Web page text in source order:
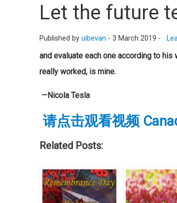
Let the future
Published byuibevan -3 March 2019 -
and evaluate each one according to
really worked, is mine.
—Nicola Tesla
请点击观看视频
Related Posts: